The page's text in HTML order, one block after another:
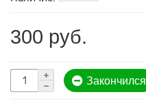
300 руб.
Закончился